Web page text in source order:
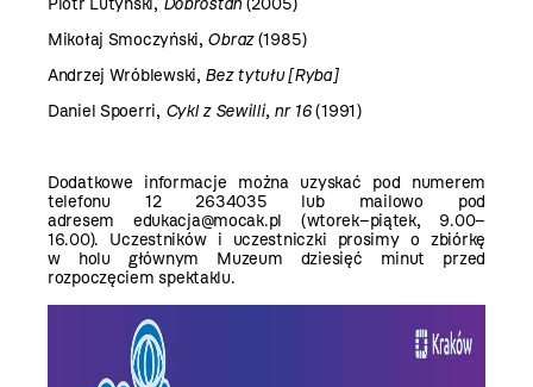
Mikołaj Smoczyński, Obraz(1985)
Andrzej Wróblewski, Bez tytułu [Ryba]
Daniel Spoerri, Cykl z Sewilli, nr 16(1991)
Dodatkowe informacje można uzyskać pod numerem
telefonu 12 2634035 lub mailowo pod
adresem edukacja@mocak.pl (wtorek–piątek, 9.00–
16.00). Uczestników i uczestniczki prosimy o zbiórkę
w holu głównym Muzeum dziesięć minut przed
rozpoczęciem spektaklu.